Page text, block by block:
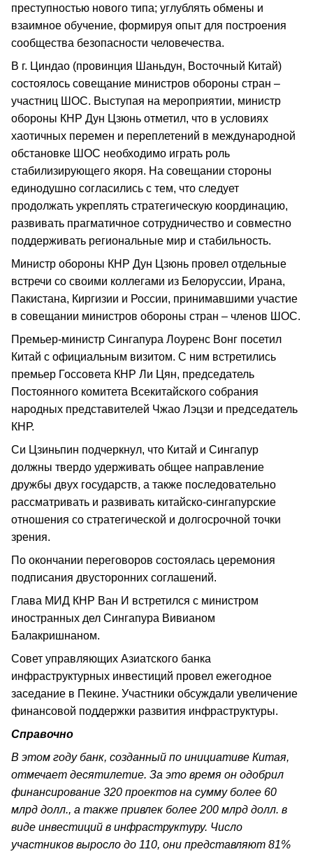
преступностью нового типа; углублять обмены и
взаимное обучение, формируя опыт для построения
сообщества безопасности человечества.
В г. Циндао (провинция Шаньдун, Восточный Китай)
состоялось совещание министров обороны стран –
участниц ШОС. Выступая на мероприятии, министр
обороны КНР Дун Цзюнь отметил, что в условиях
хаотичных перемен и переплетений в международной
обстановке ШОС необходимо играть роль
стабилизирующего якоря. На совещании стороны
единодушно согласились с тем, что следует
продолжать укреплять стратегическую координацию,
развивать прагматичное сотрудничество и совместно
поддерживать региональные мир и стабильность.
Министр обороны КНР Дун Цзюнь провел отдельные
встречи со своими коллегами из Белоруссии, Ирана,
Пакистана, Киргизии и России, принимавшими участие
в совещании министров обороны стран – членов ШОС.
Премьер-министр Сингапура Лоуренс Вонг посетил
Китай с официальным визитом. С ним встретились
премьер Госсовета КНР Ли Цян, председатель
Постоянного комитета Всекитайского собрания
народных представителей Чжао Лэцзи и председатель
КНР.
Си Цзиньпин подчеркнул, что Китай и Сингапур
должны твердо удерживать общее направление
дружбы двух государств, а также последовательно
рассматривать и развивать китайско-сингапурские
отношения со стратегической и долгосрочной точки
зрения.
По окончании переговоров состоялась церемония
подписания двусторонних соглашений.
Глава МИД КНР Ван И встретился с министром
иностранных дел Сингапура Вивианом
Балакришнаном.
Совет управляющих Азиатского банка
инфраструктурных инвестиций провел ежегодное
заседание в Пекине. Участники обсуждали увеличение
финансовой поддержки развития инфраструктуры.
Справочно
В этом году банк, созданный по инициативе Китая,
отмечает десятилетие. За это время он одобрил
финансирование 320 проектов на сумму более 60
млрд долл., а также привлек более 200 млрд долл. в
виде инвестиций в инфраструктуру. Число
участников выросло до 110, они представляют 81%